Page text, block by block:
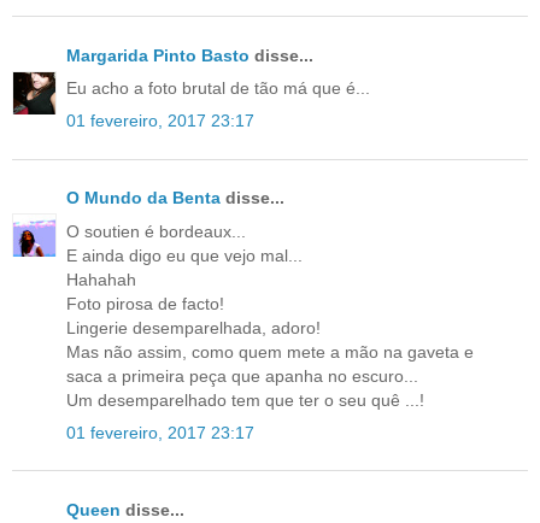
Margarida Pinto Basto disse...
Eu acho a foto brutal de tão má que é...
01 fevereiro, 2017 23:17
O Mundo da Benta disse...
O soutien é bordeaux...
E ainda digo eu que vejo mal...
Hahahah
Foto pirosa de facto!
Lingerie desemparelhada, adoro!
Mas não assim, como quem mete a mão na gaveta e
saca a primeira peça que apanha no escuro...
Um desemparelhado tem que ter o seu quê ...!
01 fevereiro, 2017 23:17
Queen disse...